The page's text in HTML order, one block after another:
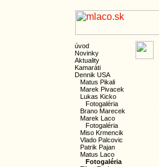
úvod
Novinky
Aktuality
Kamaráti
Dennik USA
Matus Pikali
Marek Pivacek
Lukas Kicko
Fotogaléria
Brano Marecek
Marek Laco
Fotogaléria
Miso Krmencik
Vlado Palcovic
Patrik Pajan
Matus Laco
Fotogaléria